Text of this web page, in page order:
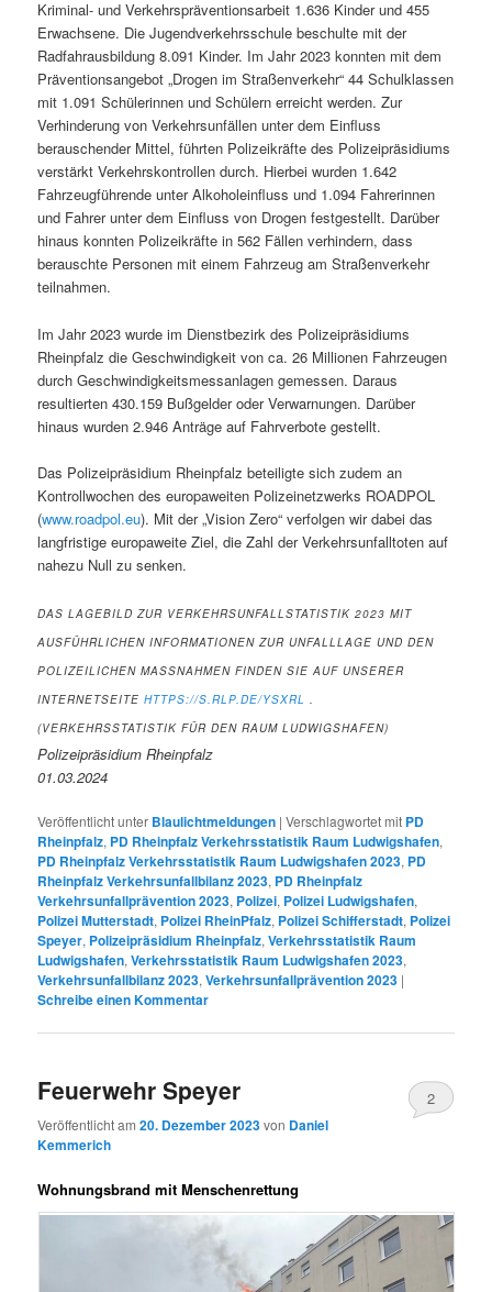
Kriminal- und Verkehrspräventionsarbeit 1.636 Kinder und 455
Erwachsene. Die Jugendverkehrsschule beschulte mit der
Radfahrausbildung 8.091 Kinder. Im Jahr 2023 konnten mit dem
Präventionsangebot „Drogen im Straßenverkehr“ 44 Schulklassen
mit 1.091 Schülerinnen und Schülern erreicht werden. Zur
Verhinderung von Verkehrsunfällen unter dem Einfluss
berauschender Mittel, führten Polizeikräfte des Polizeipräsidiums
verstärkt Verkehrskontrollen durch. Hierbei wurden 1.642
Fahrzeugführende unter Alkoholeinfluss und 1.094 Fahrerinnen
und Fahrer unter dem Einfluss von Drogen festgestellt. Darüber
hinaus konnten Polizeikräfte in 562 Fällen verhindern, dass
berauschte Personen mit einem Fahrzeug am Straßenverkehr
teilnahmen.
Im Jahr 2023 wurde im Dienstbezirk des Polizeipräsidiums
Rheinpfalz die Geschwindigkeit von ca. 26 Millionen Fahrzeugen
durch Geschwindigkeitsmessanlagen gemessen. Daraus
resultierten 430.159 Bußgelder oder Verwarnungen. Darüber
hinaus wurden 2.946 Anträge auf Fahrverbote gestellt.
Das Polizeipräsidium Rheinpfalz beteiligte sich zudem an
Kontrollwochen des europaweiten Polizeinetzwerks ROADPOL
(www.roadpol.eu). Mit der „Vision Zero“ verfolgen wir dabei das
langfristige europaweite Ziel, die Zahl der Verkehrsunfalltoten auf
nahezu Null zu senken.
DAS LAGEBILD ZUR VERKEHRSUNFALLSTATISTIK 2023 MIT
AUSFÜHRLICHEN INFORMATIONEN ZUR UNFALLLAGE UND DEN
POLIZEILICHEN MASSNAHMEN FINDEN SIE AUF UNSERER I
NTERNETSEITE HTTPS://S.RLP.DE/YSXRL .
(VERKEHRSSTATISTIK FÜR DEN RAUM LUDWIGSHAFEN)
Polizeipräsidium Rheinpfalz
01.03.2024
Veröffentlicht unter Blaulichtmeldungen |Verschlagwortet mit PD
Rheinpfalz, PD Rheinpfalz Verkehrsstatistik Raum Ludwigshafen,
PD Rheinpfalz Verkehrsstatistik Raum Ludwigshafen 2023, PD
Rheinpfalz Verkehrsunfallbilanz 2023, PD Rheinpfalz
Verkehrsunfallprävention 2023, Polizei, Polizei Ludwigshafen,
Polizei Mutterstadt, Polizei RheinPfalz, Polizei Schifferstadt, Polizei
Speyer, Polizeipräsidium Rheinpfalz,Verkehrsstatistik Raum
Ludwigshafen,Verkehrsstatistik Raum Ludwigshafen 2023,
Verkehrsunfallbilanz 2023,Verkehrsunfallprävention 2023 |
Schreibe einen Kommentar
Feuerwehr Speyer
Veröffentlicht am20. Dezember 2023von Daniel
Kemmerich
2
Wohnungsbrand mit Menschenrettung